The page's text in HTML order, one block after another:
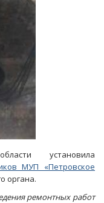
установила
МУП «Петровское
органа.
ремонтных работ